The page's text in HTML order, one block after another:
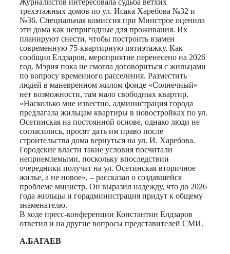
трехэтажных домов по ул. Исака Харебова №32 и
№36. Специальная комиссия при Минстрое оценила
эти дома как непригодные для проживания. Их
планируют снести, чтобы построить взамен
современную 75-квартирную пятиэтажку. Как
сообщил Елдзаров, мероприятие перенесено на 2026
год. Мэрия пока не смогла договориться с жильцами
по вопросу временного расселения. Разместить
людей в маневренном жилом фонде «Солнечный»
нет возможности, там мало свободных квартир.
«Насколько мне известно, администрация города
предлагала жильцам квартиры в новостройках по ул.
Осетинская на постоянной основе, однако люди не
согласились, просят дать им право после
строительства дома вернуться на ул. И. Харебова.
Городские власти такие условия посчитали
неприемлемыми, поскольку впоследствии
очередники получат на ул. Осетинская вторичное
жилье, а не новое», – рассказал о создавшейся
проблеме министр. Он выразил надежду, что до 2026
года жильцы и горадминистрация придут к общему
знаменателю.
В ходе пресс-конференции Константин Елдзаров
ответил и на другие вопросы представителей СМИ.
А.БАГАЕВ